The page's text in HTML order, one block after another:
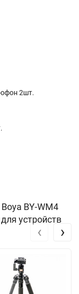
2шт.
BY-WM4
устройств
‹ ›